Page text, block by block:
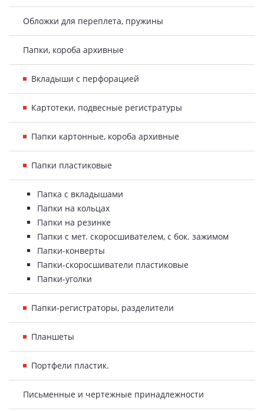
Обложки для переплета, пружины
Папки, короба архивные
Вкладыши с перфорацией
Картотеки, подвесные регистратуры
Папки картонные, короба архивные
Папки пластиковые
Папка с вкладышами
Папки на кольцах
Папки на резинке
Папки с мет. скоросшивателем, с бок. зажимом
Папки-конверты
Папки-скоросшиватели пластиковые
Папки-уголки
Папки-регистраторы, разделители
Планшеты
Портфели пластик.
Письменные и чертежные принадлежности